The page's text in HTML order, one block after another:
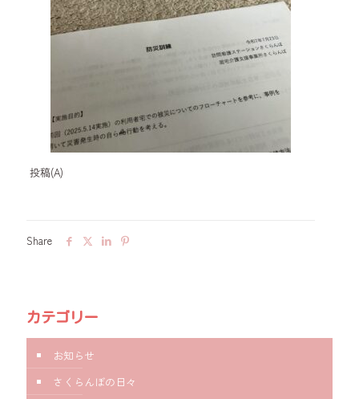
投稿(A)
Share
カテゴリー
お知らせ
さくらんぼの日々